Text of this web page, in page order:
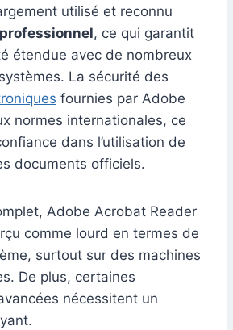
utilisé et reconnu
, ce qui garantit
étendue avec de nombreux
La sécurité des
fournies par Adobe
normes internationales, ce
dans l’utilisation de
documents officiels.
Adobe Acrobat Reader
comme lourd en termes de
surtout sur des machines
De plus, certaines
nécessitent un